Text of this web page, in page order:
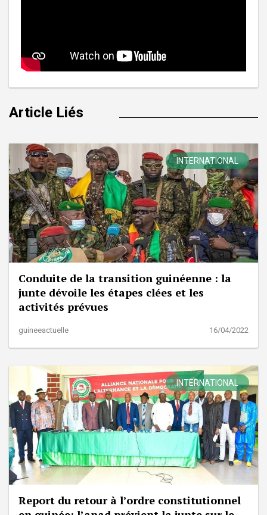
Article Liés
INTERNATIONAL
Conduite de la transition guinéenne : la
junte dévoile les étapes clées et les
activités prévues
guineeactuelle 16/04/2022
INTERNATIONAL
Report du retour à l’ordre constitutionnel